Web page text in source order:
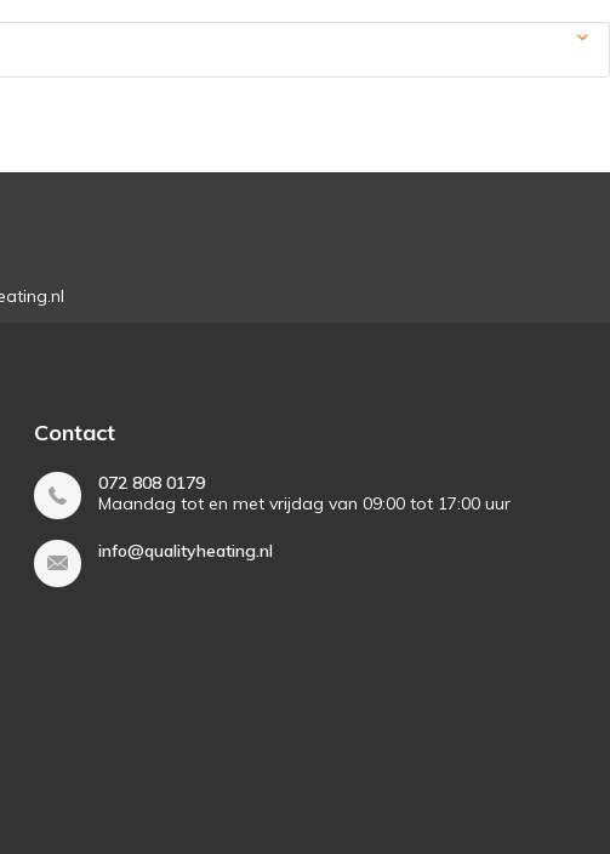
Contact
072 808 0179
Maandag tot en met vrijdag van 09:00 tot 17:00 uur
info@qualityheating.nl